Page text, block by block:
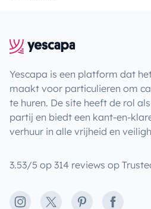
Yescapa is een platform dat
maakt voor particulieren om
te huren. De site heeft de rol
partij en biedt een kant-en-
verhuur in alle vrijheid en
3.53/5 op 314 reviews op
Instagram
X PinterestFacebook